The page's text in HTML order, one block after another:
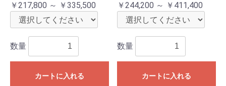
￥217,800 ～ ￥335,500
数量
カートに入れる
￥244,200 ～ ￥411,400
数量
カートに入れる